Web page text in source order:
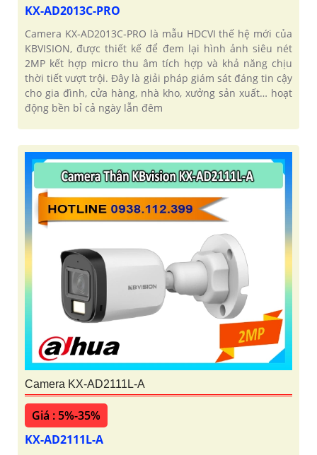
KX-AD2013C-PRO
Camera KX‑AD2013C‑PRO là mẫu HDCVI thế hệ mới của
KBVISION, được thiết kế để đem lại hình ảnh siêu nét
2MP kết hợp micro thu âm tích hợp và khả năng chịu
thời tiết vượt trội. Đây là giải pháp giám sát đáng tin cậy
cho gia đình, cửa hàng, nhà kho, xưởng sản xuất… hoạt
động bền bỉ cả ngày lẫn đêm
Camera KX-AD2111L-A
Giá : 5%-35%
KX-AD2111L-A